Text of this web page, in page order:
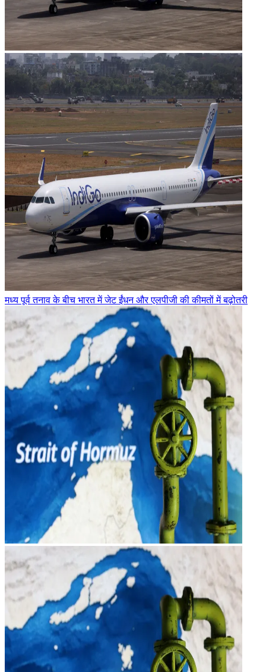
मध्य पूर्व तनाव के बीच भारत में जेट ईंधन और एलपीजी की कीमतों में बढ़ोतरी